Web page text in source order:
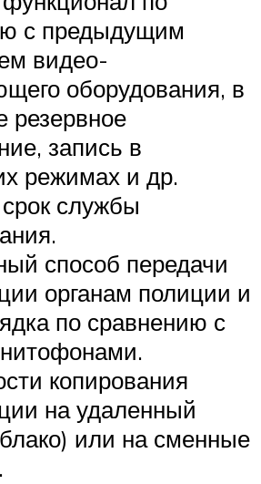
с предыдущим
видео-
оборудования, в
резервное
запись в
режимах и др.
службы
способ передачи
органам полиции и
по сравнению с
копирования
на удаленный
или на сменные